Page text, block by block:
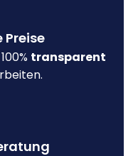
transparent